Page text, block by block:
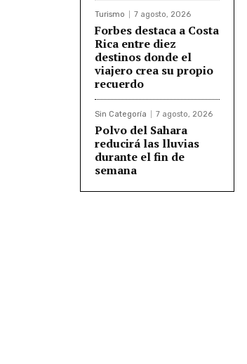
Turismo 7 agosto, 2026
Forbes destaca a Costa
Rica entre diez
destinos donde el
viajero crea su propio
recuerdo
Sin Categoría 7 agosto, 2026
Polvo del Sahara
reducirá las lluvias
durante el fin de
semana